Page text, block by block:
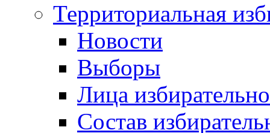
Территориальная
Новости
Выборы
Лица
Состав